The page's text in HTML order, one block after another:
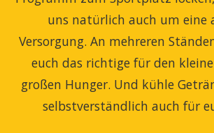
uns natürlich auch um eine
Versorgung. An mehreren
euch das richtige für den
großen Hunger. Und kühle
selbstverständlich auch für